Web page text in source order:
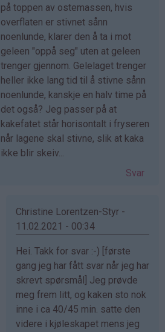
Christine
Lore…
(ikke
bekreftet)
på toppen av ostemassen, hvis
overflaten er stivnet sånn
noenlunde, klarer den å ta i mot
geleen "oppå seg" uten at geleen
trenger gjennom. Gelelaget trenger
heller ikke lang tid til å stivne sånn
noenlunde, kanskje en halv time på
det også? Jeg passer på at
kakefatet står horisontalt i fryseren
når lagene skal stivne, slik at kaka
ikke blir skeiv...
Svar
Christine Lorentzen-Styr -
11.02.2021 - 00:34
Som
svar
på
av
Ingrid
(ikke
Hei. Takk for svar :-) [første
gang jeg har fått svar når jeg har
skrevt spørsmål] Jeg prøvde
meg frem litt, og kaken sto nok
inne i ca 40/45 min. satte den
videre i kjøleskapet mens jeg